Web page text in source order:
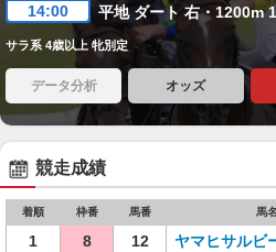
14:00 平地 ダート 右・1200m
サラ系 4歳以上 牝別定
データ分析 オッズ
競走成績
着順 枠番 馬番 馬名
1 8 12 ヤマヒサルビ